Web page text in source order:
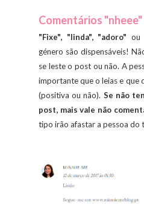
Comentários "nheee"
"Fixe", "linda", "adoro" ou
género são dispensáveis!
se leste o post ou não. A
importante que o leias e que
(positiva ou não). Se não
post, mais vale não
tipo irão afastar a pessoa do